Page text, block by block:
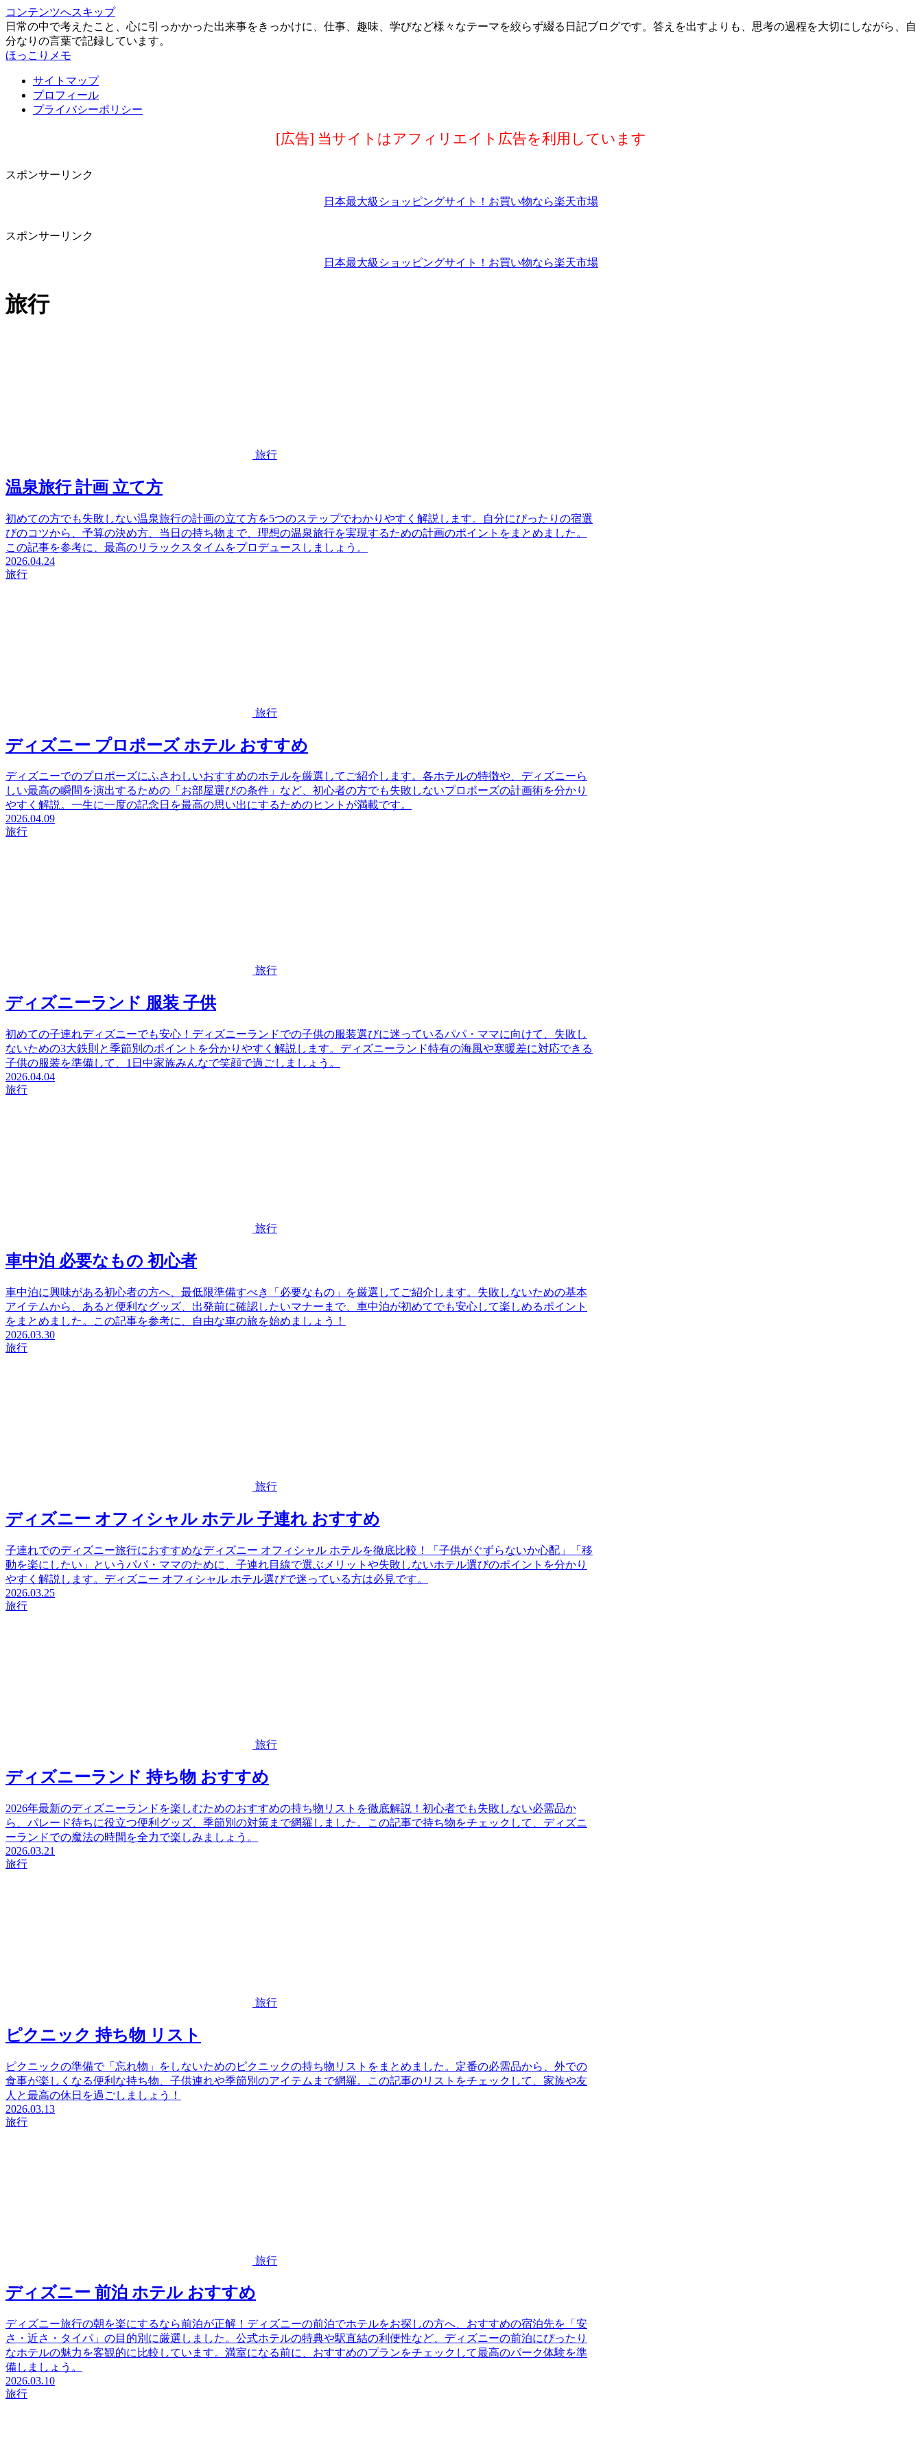
コンテンツへスキップ
日常の中で考えたこと、心に引っかかった出来事をきっかけに、仕事、趣味、学びなど様々なテーマを絞らず綴る日記ブログです。答えを出すよりも、思考の過程を大切にしながら、自
分なりの言葉で記録しています。
ほっこりメモ
サイトマップ
プロフィール
プライバシーポリシー
[広告] 当サイトはアフィリエイト広告を利用しています
スポンサーリンク
日本最大級ショッピングサイト！お買い物なら楽天市場
スポンサーリンク
日本最大級ショッピングサイト！お買い物なら楽天市場
旅行
旅行
温泉旅行 計画 立て方
初めての方でも失敗しない温泉旅行の計画の立て方を5つのステップでわかりやすく解説します。自分にぴったりの宿選
びのコツから、予算の決め方、当日の持ち物まで、理想の温泉旅行を実現するための計画のポイントをまとめました。
この記事を参考に、最高のリラックスタイムをプロデュースしましょう。
2026.04.24
旅行
旅行
ディズニー プロポーズ ホテル おすすめ
ディズニーでのプロポーズにふさわしいおすすめのホテルを厳選してご紹介します。各ホテルの特徴や、ディズニーら
しい最高の瞬間を演出するための「お部屋選びの条件」など、初心者の方でも失敗しないプロポーズの計画術を分かり
やすく解説。一生に一度の記念日を最高の思い出にするためのヒントが満載です。
2026.04.09
旅行
旅行
ディズニーランド 服装 子供
初めての子連れディズニーでも安心！ディズニーランドでの子供の服装選びに迷っているパパ・ママに向けて、失敗し
ないための3大鉄則と季節別のポイントを分かりやすく解説します。ディズニーランド特有の海風や寒暖差に対応できる
子供の服装を準備して、1日中家族みんなで笑顔で過ごしましょう。
2026.04.04
旅行
旅行
車中泊 必要なもの 初心者
車中泊に興味がある初心者の方へ、最低限準備すべき「必要なもの」を厳選してご紹介します。失敗しないための基本
アイテムから、あると便利なグッズ、出発前に確認したいマナーまで、車中泊が初めてでも安心して楽しめるポイント
をまとめました。この記事を参考に、自由な車の旅を始めましょう！
2026.03.30
旅行
旅行
ディズニー オフィシャル ホテル 子連れ おすすめ
子連れでのディズニー旅行におすすめなディズニー オフィシャル ホテルを徹底比較！「子供がぐずらないか心配」「移
動を楽にしたい」というパパ・ママのために、子連れ目線で選ぶメリットや失敗しないホテル選びのポイントを分かり
やすく解説します。ディズニー オフィシャル ホテル選びで迷っている方は必見です。
2026.03.25
旅行
旅行
ディズニーランド 持ち物 おすすめ
2026年最新のディズニーランドを楽しむためのおすすめの持ち物リストを徹底解説！初心者でも失敗しない必需品か
ら、パレード待ちに役立つ便利グッズ、季節別の対策まで網羅しました。この記事で持ち物をチェックして、ディズニ
ーランドでの魔法の時間を全力で楽しみましょう。
2026.03.21
旅行
旅行
ピクニック 持ち物 リスト
ピクニックの準備で「忘れ物」をしないためのピクニックの持ち物リストをまとめました。定番の必需品から、外での
食事が楽しくなる便利な持ち物、子供連れや季節別のアイテムまで網羅。この記事のリストをチェックして、家族や友
人と最高の休日を過ごしましょう！
2026.03.13
旅行
旅行
ディズニー 前泊 ホテル おすすめ
ディズニー旅行の朝を楽にするなら前泊が正解！ディズニーの前泊でホテルをお探しの方へ、おすすめの宿泊先を「安
さ・近さ・タイパ」の目的別に厳選しました。公式ホテルの特典や駅直結の利便性など、ディズニーの前泊にぴったり
なホテルの魅力を客観的に比較しています。満室になる前に、おすすめのプランをチェックして最高のパーク体験を準
備しましょう。
2026.03.10
旅行